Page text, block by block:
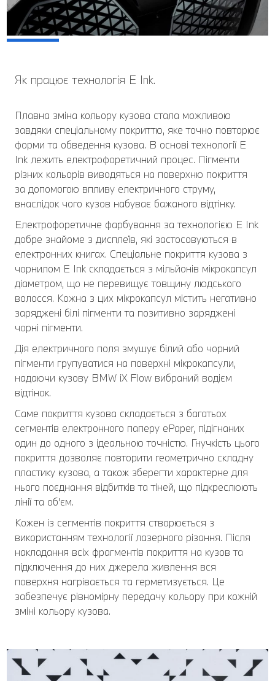
Як працює технологія E Ink.
Плавна зміна кольору кузова стала можливою
завдяки спеціальному покриттю, яке точно повторює
форми та обведення кузова. В основі технології E
Ink лежить електрофоретичний процес. Пігменти
різних кольорів виводяться на поверхню покриття
за допомогою впливу електричного струму,
внаслідок чого кузов набуває бажаного відтінку.
Електрофоретичне фарбування за технологією E Ink
добре знайоме з дисплеїв, які застосовуються в
електронних книгах. Спеціальне покриття кузова з
чорнилом E Ink складається з мільйонів мікрокапсул
діаметром, що не перевищує товщину людського
волосся. Кожна з цих мікрокапсул містить негативно
заряджені білі пігменти та позитивно заряджені
чорні пігменти.
Дія електричного поля змушує білий або чорний
пігменти групуватися на поверхні мікрокапсули,
надаючи кузову BMW iX Flow вибраний водієм
відтінок.
Саме покриття кузова складається з багатьох
сегментів електронного паперу ePaper, підігнаних
один до одного з ідеальною точністю. Гнучкість цього
покриття дозволяє повторити геометрично складну
пластику кузова, а також зберегти характерне для
нього поєднання відбитків та тіней, що підкреслюють
лінії та об'єм.
Кожен із сегментів покриття створюється з
використанням технології лазерного різання. Після
накладання всіх фрагментів покриття на кузов та
підключення до них джерела живлення вся
поверхня нагрівається та герметизується. Це
забезпечує рівномірну передачу кольору при кожній
зміні кольору кузова.